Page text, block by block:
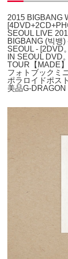
2015 BIGBANG
SEOUL LIVE
BIGBANG (빅뱅
SEOUL - [2DVD
IN SEOUL DVD
TOUR【MADE
フォトブックミ
ポラロイドポス
美品G-DRAGON